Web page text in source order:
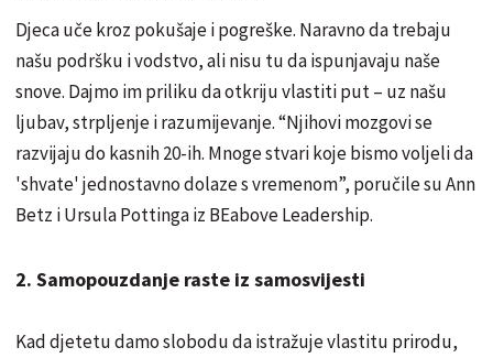
Djeca uče kroz pokušaje i pogreške. Naravno da trebaju
našu podršku i vodstvo, ali nisu tu da ispunjavaju naše
snove. Dajmo im priliku da otkriju vlastiti put – uz našu
ljubav, strpljenje i razumijevanje. “Njihovi mozgovi se
razvijaju do kasnih 20-ih. Mnoge stvari koje bismo voljeli da
'shvate' jednostavno dolaze s vremenom”, poručile su Ann
Betz i Ursula Pottinga iz BEabove Leadership.
2. Samopouzdanje raste iz samosvijesti
Kad djetetu damo slobodu da istražuje vlastitu prirodu,